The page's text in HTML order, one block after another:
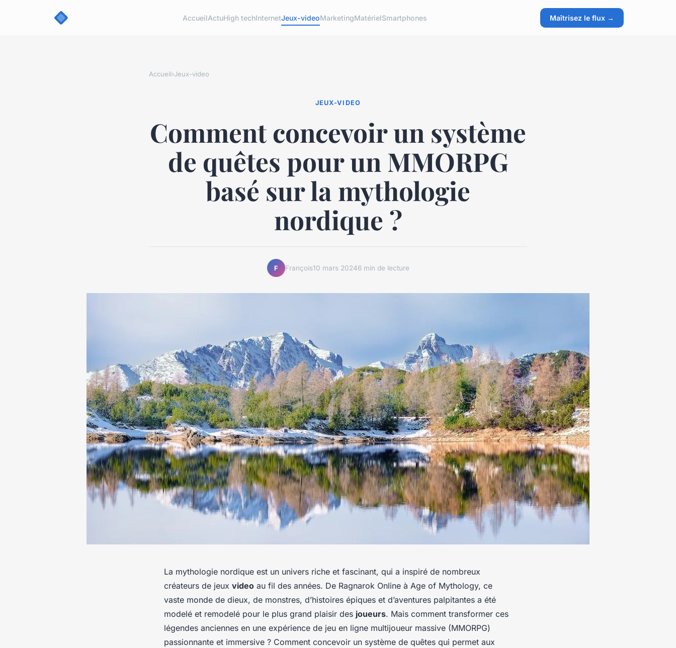
AccueilActuHigh techInternetJeux-videoMarketingMatérielSmartphones Maîtrisez le flux →
Accueil›Jeux-video
JEUX-VIDEO
Comment concevoir un système
de quêtes pour un MMORPG
basé sur la mythologie
nordique ?
F François10 mars 20246 min de lecture
La mythologie nordique est un univers riche et fascinant, qui a inspiré de nombreux
créateurs de jeux video au fil des années. De Ragnarok Online à Age of Mythology, ce
vaste monde de dieux, de monstres, d’histoires épiques et d’aventures palpitantes a été
modelé et remodelé pour le plus grand plaisir des joueurs. Mais comment transformer ces
légendes anciennes en une expérience de jeu en ligne multijoueur massive (MMORPG)
passionnante et immersive ? Comment concevoir un système de quêtes qui permet aux